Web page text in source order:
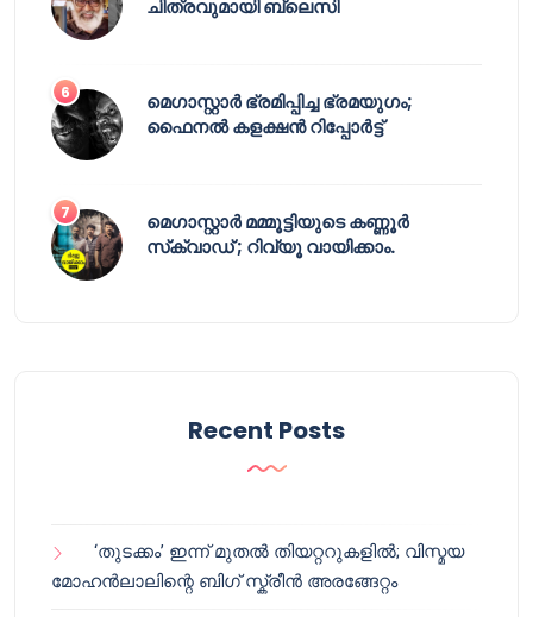
ചിത്രവുമായി ബ്ലെസി
മെഗാസ്റ്റാർ ഭ്രമിപ്പിച്ച ഭ്രമയുഗം;
ഫൈനൽ കളക്ഷൻ റിപ്പോർട്ട്
മെഗാസ്റ്റാർ മമ്മൂട്ടിയുടെ കണ്ണൂർ
സ്‌ക്വാഡ് ; റിവ്യൂ വായിക്കാം.
Recent Posts
‘തുടക്കം’ ഇന്ന് മുതൽ തിയറ്ററുകളിൽ; വിസ്മയ
മോഹൻലാലിന്റെ ബിഗ് സ്ക്രീൻ അരങ്ങേറ്റം